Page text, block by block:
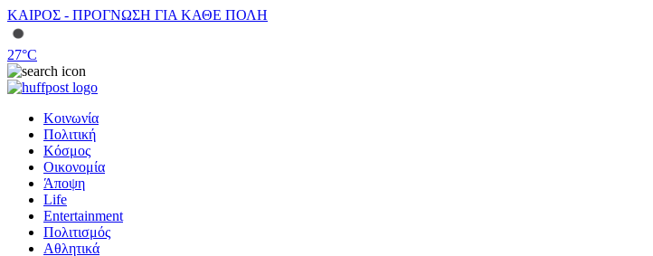
ΚΑΙΡΟΣ - ΠΡΟΓΝΩΣΗ ΓΙΑ ΚΑΘΕ ΠΟΛΗ
27°C
Κοινωνία
Πολιτική
Κόσμος
Οικονομία
Άποψη
Life
Entertainment
Πολιτισμός
Αθλητικά